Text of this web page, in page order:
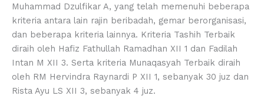
Muhammad Dzulfikar A, yang telah memenuhi beberapa
kriteria antara lain rajin beribadah, gemar berorganisasi,
dan beberapa kriteria lainnya. Kriteria Tashih Terbaik
diraih oleh Hafiz Fathullah Ramadhan XII 1 dan Fadilah
Intan M XII 3. Serta kriteria Munaqasyah Terbaik diraih
oleh RM Hervindra Raynardi P XII 1, sebanyak 30 juz dan
Rista Ayu LS XII 3, sebanyak 4 juz.